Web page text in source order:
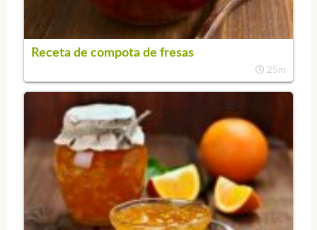
Receta de compota de fresas
25m